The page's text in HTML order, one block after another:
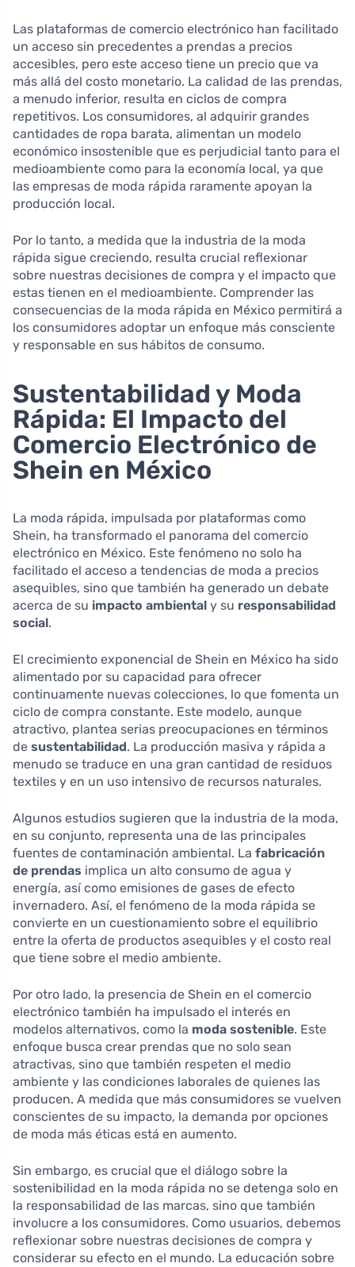
Las plataformas de comercio electrónico han facilitado
un acceso sin precedentes a prendas a precios
accesibles, pero este acceso tiene un precio que va
más allá del costo monetario. La calidad de las prendas,
a menudo inferior, resulta en ciclos de compra
repetitivos. Los consumidores, al adquirir grandes
cantidades de ropa barata, alimentan un modelo
económico insostenible que es perjudicial tanto para el
medioambiente como para la economía local, ya que
las empresas de moda rápida raramente apoyan la
producción local.
Por lo tanto, a medida que la industria de la moda
rápida sigue creciendo, resulta crucial reflexionar
sobre nuestras decisiones de compra y el impacto que
estas tienen en el medioambiente. Comprender las
consecuencias de la moda rápida en México permitirá a
los consumidores adoptar un enfoque más consciente
y responsable en sus hábitos de consumo.
Sustentabilidad y Moda
Rápida: El Impacto del
Comercio Electrónico de
Shein en México
La moda rápida, impulsada por plataformas como
Shein, ha transformado el panorama del comercio
electrónico en México. Este fenómeno no solo ha
facilitado el acceso a tendencias de moda a precios
asequibles, sino que también ha generado un debate
acerca de su impacto ambiental y su responsabilidad
social.
El crecimiento exponencial de Shein en México ha sido
alimentado por su capacidad para ofrecer
continuamente nuevas colecciones, lo que fomenta un
ciclo de compra constante. Este modelo, aunque
atractivo, plantea serias preocupaciones en términos
de sustentabilidad. La producción masiva y rápida a
menudo se traduce en una gran cantidad de residuos
textiles y en un uso intensivo de recursos naturales.
Algunos estudios sugieren que la industria de la moda,
en su conjunto, representa una de las principales
fuentes de contaminación ambiental. La fabricación
de prendas implica un alto consumo de agua y
energía, así como emisiones de gases de efecto
invernadero. Así, el fenómeno de la moda rápida se
convierte en un cuestionamiento sobre el equilibrio
entre la oferta de productos asequibles y el costo real
que tiene sobre el medio ambiente.
Por otro lado, la presencia de Shein en el comercio
electrónico también ha impulsado el interés en
modelos alternativos, como la moda sostenible. Este
enfoque busca crear prendas que no solo sean
atractivas, sino que también respeten el medio
ambiente y las condiciones laborales de quienes las
producen. A medida que más consumidores se vuelven
conscientes de su impacto, la demanda por opciones
de moda más éticas está en aumento.
Sin embargo, es crucial que el diálogo sobre la
sostenibilidad en la moda rápida no se detenga solo en
la responsabilidad de las marcas, sino que también
involucre a los consumidores. Como usuarios, debemos
reflexionar sobre nuestras decisiones de compra y
considerar su efecto en el mundo. La educación sobre